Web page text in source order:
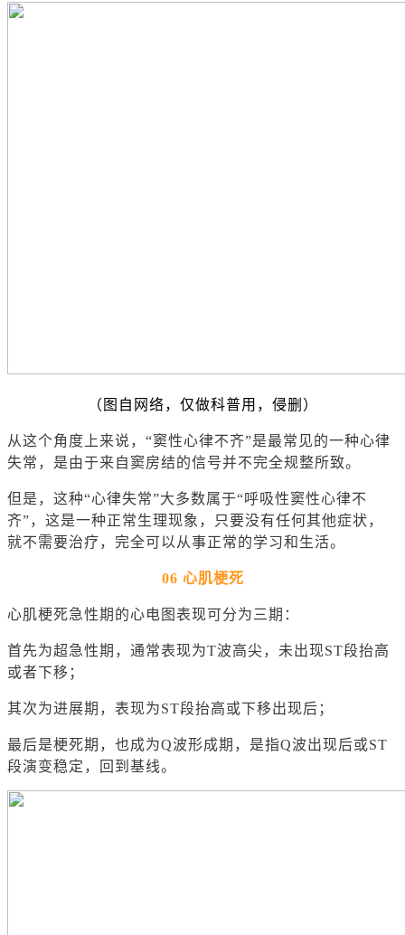
（图自网络，仅做科普用，侵删）
从这个角度上来说，“窦性心律不齐”是最常见的一种心律
失常，是由于来自窦房结的信号并不完全规整所致。
但是，这种“心律失常”大多数属于“呼吸性窦性心律不
齐”，这是一种正常生理现象，只要没有任何其他症状，
就不需要治疗，完全可以从事正常的学习和生活。
06 心肌梗死
心肌梗死急性期的心电图表现可分为三期：
首先为超急性期，通常表现为T波高尖，未出现ST段抬高
或者下移；
其次为进展期，表现为ST段抬高或下移出现后；
最后是梗死期，也成为Q波形成期，是指Q波出现后或ST
段演变稳定，回到基线。